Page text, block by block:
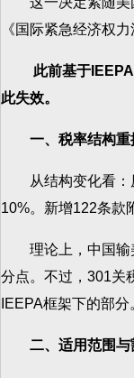
《国际紧急经济权
此前基于 IEEPA
此失效。
一、税率结构重
从结构变化看：
10%。新增122条款
理论上，中国输
分点。不过，301关
IEEPA框架下的部分
二、适用范围与